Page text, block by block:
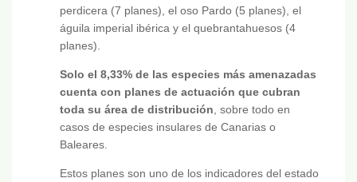
perdicera (7 planes), el oso Pardo (5 planes), el
águila imperial ibérica y el quebrantahuesos (4
planes).
Solo el 8,33% de las especies más amenazadas
cuenta con planes de actuación que cubran
toda su área de distribución, sobre todo en
casos de especies insulares de Canarias o
Baleares.
Estos planes son uno de los indicadores del estado